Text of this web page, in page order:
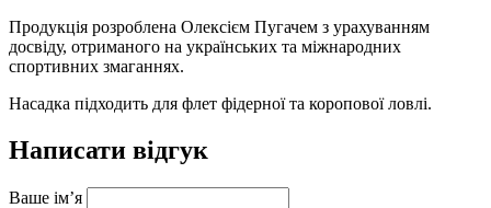
Продукція розроблена Олексієм Пугачем з урахуванням
досвіду, отриманого на українських та міжнародних
спортивних змаганнях.
Насадка підходить для флет фідерної та коропової ловлі.
Написати відгук
Ваше ім’я